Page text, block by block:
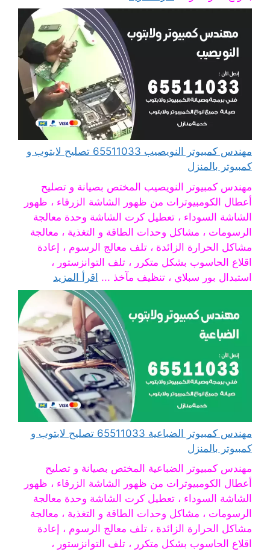
مهندس كمبيوتر النويصيب 65511033 تصليح لابتوب و
كمبيوتر بالمنزل
مهندس كمبيوتر النويصيب المختص بصيانة و تصليح
أعطال الكومبيوترات من ظهور الشاشة الزرقاء ، ظهور
الشاشة السوداء ، تعطيل كرت الشاشة وحدة معالجة
الرسومات ، مشاكل وحدات الطاقة و التغذية ، معالجة
مشاكل الحرارة الزائدة ، تلف معالج الرسوم ، إعادة
اقلاع الحاسوب بشكل متكرر ، تلف التوانزستور ،
استبدال بور سبلاي ، تنظيف مآخذ ... اقرأ المزيد
مهندس كمبيوتر الضباعية 65511033 تصليح لابتوب و
كمبيوتر بالمنزل
مهندس كمبيوتر الضباعية المختص بصيانة و تصليح
أعطال الكومبيوترات من ظهور الشاشة الزرقاء ، ظهور
الشاشة السوداء ، تعطيل كرت الشاشة وحدة معالجة
الرسومات ، مشاكل وحدات الطاقة و التغذية ، معالجة
مشاكل الحرارة الزائدة ، تلف معالج الرسوم ، إعادة
اقلاع الحاسوب بشكل متكرر ، تلف التوانزستور ،